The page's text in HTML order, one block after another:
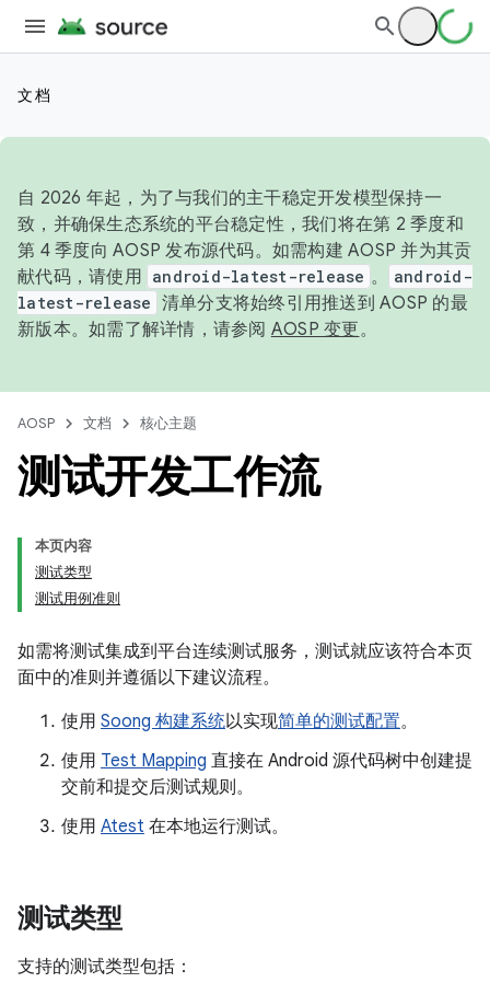
文档
自 2026 年起，为了与我们的主干稳定开发模型保持一
致，并确保生态系统的平台稳定性，我们将在第 2 季度和
第 4 季度向 AOSP 发布源代码。如需构建 AOSP 并为其贡
献代码，请使用 android-latest-release 。
android-
latest-release 清单分支将始终引用推送到 AOSP 的最
新版本。如需了解详情，请参阅 AOSP 变更。
AOSP 文档 核心主题
测试开发工作流
本页内容
测试类型
测试用例准则
如需将测试集成到平台连续测试服务，测试就应该符合本页
面中的准则并遵循以下建议流程。
使用 Soong 构建系统以实现简单的测试配置。
使用 Test Mapping 直接在 Android 源代码树中创建提
交前和提交后测试规则。
使用 Atest 在本地运行测试。
测试类型
支持的测试类型包括：